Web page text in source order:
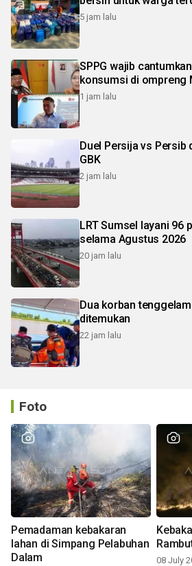
5 jam lalu
SPPG wajib
konsumsi di ompreng
1 jam lalu
Duel Persija vs Persib
GBK
2 jam lalu
LRT Sumsel layani 96
selama Agustus 2026
20 jam lalu
Dua korban
ditemukan
22 jam lalu
Foto
Pemadaman kebakaran
lahan di Simpang Pelabuhan
Dalam
08 July